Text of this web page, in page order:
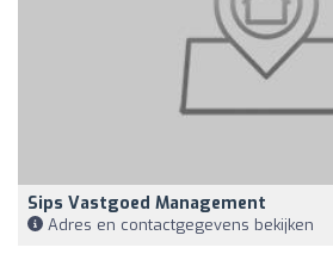
Sips Vastgoed Management
Adres en contactgegevens bekijken